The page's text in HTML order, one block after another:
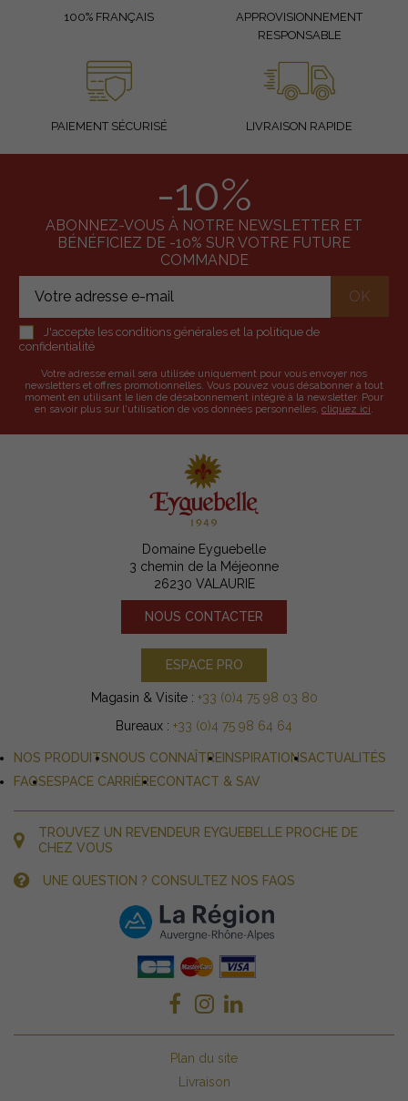
100% FRANÇAIS
APPROVISIONNEMENT
RESPONSABLE
PAIEMENT SÉCURISÉ LIVRAISON RAPIDE
-10%
ABONNEZ-VOUS À NOTRE NEWSLETTER ET
BÉNÉFICIEZ DE -10% SUR VOTRE FUTURE
COMMANDE
J'accepte les conditions générales et la politique de
confidentialité
Votre adresse email sera utilisée uniquement pour vous envoyer nos
newsletters et offres promotionnelles. Vous pouvez vous désabonner à tout
moment en utilisant le lien de désabonnement intégré à la newsletter. Pour
en savoir plus sur l'utilisation de vos données personnelles, cliquez ici.
Domaine Eyguebelle
3 chemin de la Méjeonne
26230 VALAURIE
NOUS CONTACTER
ESPACE PRO
Magasin & Visite : +33 (0)4 75 98 03 80
Bureaux : +33 (0)4 75 98 64 64
NOS PRODUITSNOUS CONNAÎTRE INSPIRATIONSACTUALITÉS
FAQSESPACE CARRIÈRECONTACT & SAV
TROUVEZ UN REVENDEUR EYGUEBELLE PROCHE DE
CHEZ VOUS
UNE QUESTION ? CONSULTEZ NOS FAQS
Plan du site
Livraison